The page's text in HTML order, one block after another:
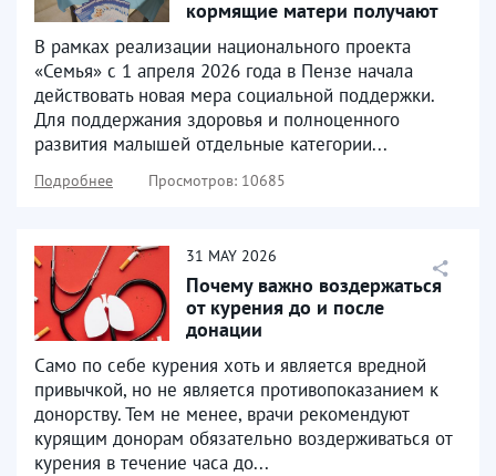
кормящие матери получают
В рамках реализации национального проекта
«Семья» с 1 апреля 2026 года в Пензе начала
действовать новая мера социальной поддержки.
Для поддержания здоровья и полноценного
развития малышей отдельные категории...
Подробнее Просмотров: 10685
31 MAY 2026
Почему важно воздержаться
от курения до и после
донации
Само по себе курения хоть и является вредной
привычкой, но не является противопоказанием к
донорству. Тем не менее, врачи рекомендуют
курящим донорам обязательно воздерживаться от
курения в течение часа до...